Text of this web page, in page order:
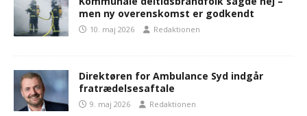
men ny overenskomst er godkendt
10. maj 2026 Redaktionen
Direktøren for Ambulance Syd indgår
fratrædelsesaftale
9. maj 2026 Redaktionen